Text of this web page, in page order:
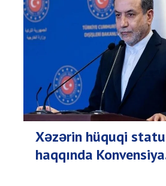
Xəzərin hüquqi
haqqında